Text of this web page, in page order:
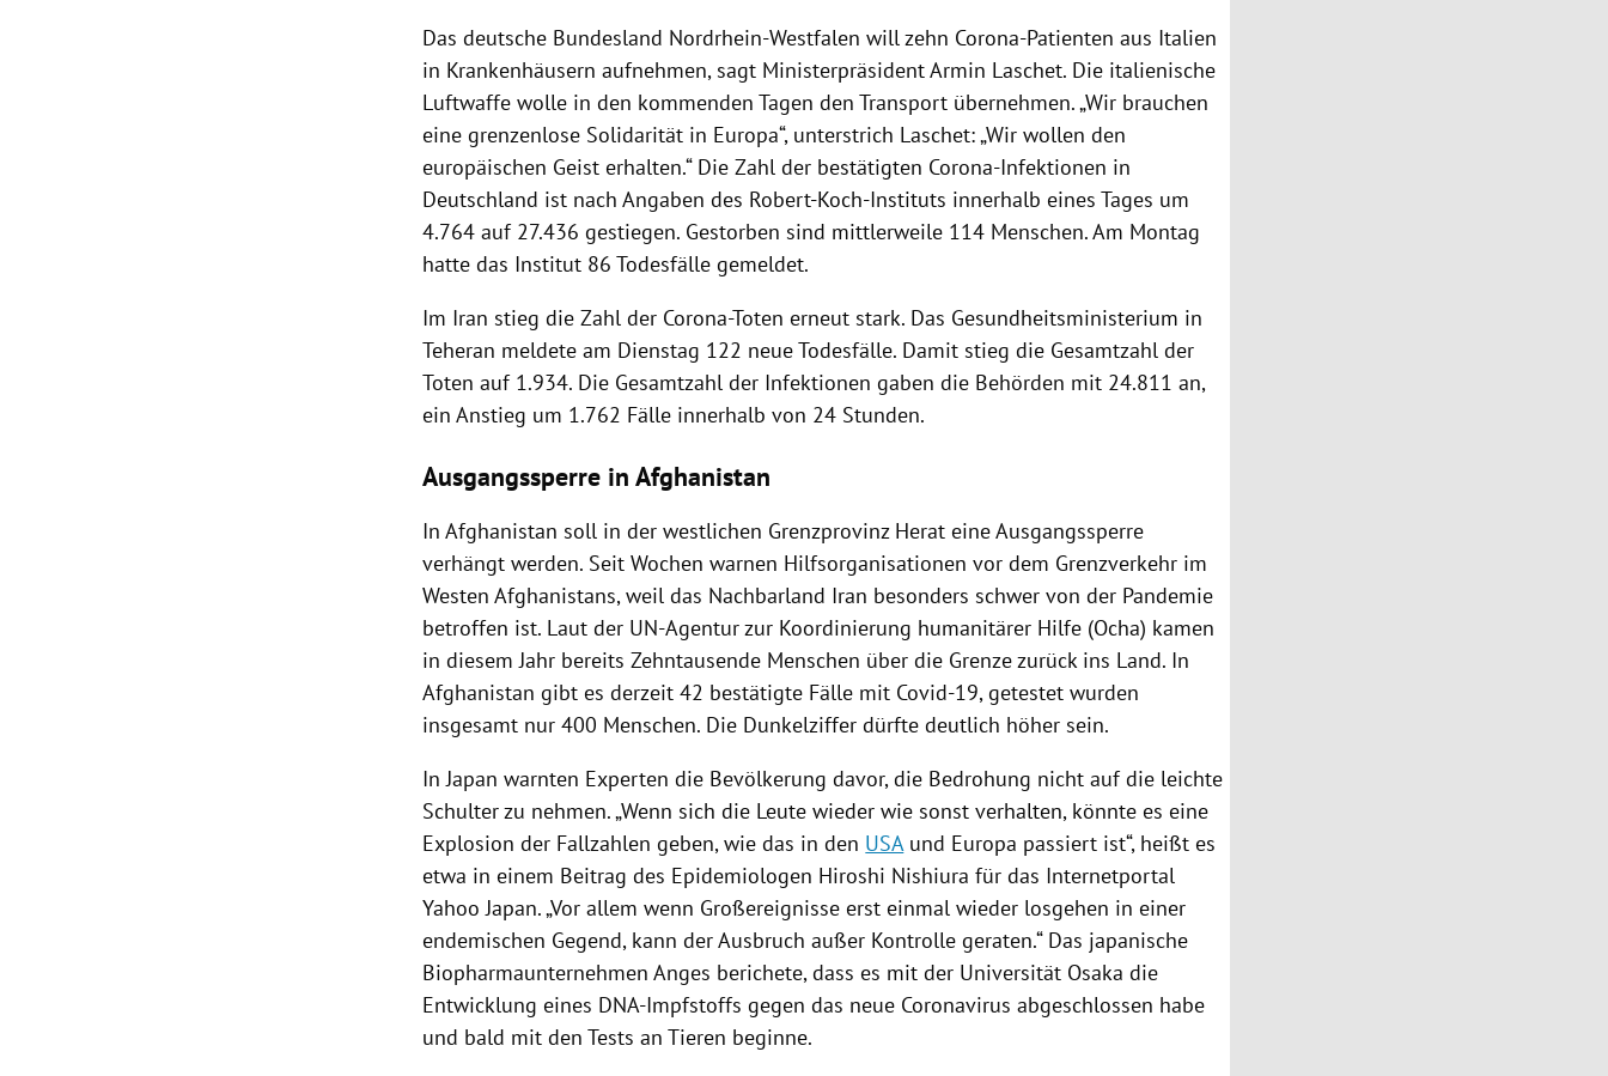
Das deutsche Bundesland Nordrhein-Westfalen will zehn Corona-Patienten aus Italien
in Krankenhäusern aufnehmen, sagt MinisterpräsidentArmin Laschet. Die italienische
Luftwaffe wolle in den kommenden Tagen denTransport übernehmen. „Wir brauchen
eine grenzenlose Solidarität in Europa“, unterstrich Laschet: „Wir wollen den
europäischen Geist erhalten.“ Die Zahl der bestätigten Corona-Infektionen in
Deutschland ist nach Angaben des Robert-Koch-Instituts innerhalb eines Tages um
4.764 auf 27.436 gestiegen. Gestorben sind mittlerweile 114 Menschen. Am Montag
hatte das Institut 86Todesfälle gemeldet.
Im Iran stieg die Zahl der Corona-Toten erneut stark. Das Gesundheitsministerium in
Teheran meldete am Dienstag 122 neueTodesfälle. Damit stieg die Gesamtzahl der
Toten auf 1.934. Die Gesamtzahl der Infektionen gaben die Behörden mit 24.811 an,
ein Anstieg um 1.762 Fälle innerhalb von 24 Stunden.
Ausgangssperre in Afghanistan
InAfghanistan soll in der westlichen Grenzprovinz Herat eine Ausgangssperre
verhängt werden. Seit Wochen warnen Hilfsorganisationen vor dem Grenzverkehr im
WestenAfghanistans, weil das Nachbarland Iran besonders schwer von der Pandemie
betroffen ist. Laut der UN-Agentur zur Koordinierung humanitärer Hilfe (Ocha) kamen
in diesem Jahr bereits Zehntausende Menschen über die Grenze zurück ins Land. In
Afghanistan gibt es derzeit 42 bestätigte Fälle mit Covid-19, getestet wurden
insgesamt nur 400 Menschen. Die Dunkelziffer dürfte deutlich höher sein.
InJapan warnten Experten die Bevölkerung davor, die Bedrohung nicht auf die leichte
Schulter zu nehmen. „Wenn sich die Leute wieder wie sonst verhalten, könnte es eine
Explosion der Fallzahlen geben, wie das in den USAund Europa passiert ist“, heißt es
etwa in einem Beitrag des Epidemiologen Hiroshi Nishiura für das Internetportal
Yahoo Japan. „Vor allem wenn Großereignisse erst einmal wieder losgehen in einer
endemischen Gegend, kann der Ausbruch außer Kontrolle geraten.“ Das japanische
Biopharmaunternehmen Anges berichete, dass es mit der Universität Osaka die
Entwicklung eines DNA-Impfstoffs gegen das neue Coronavirus abgeschlossen habe
und bald mit den Tests an Tieren beginne.